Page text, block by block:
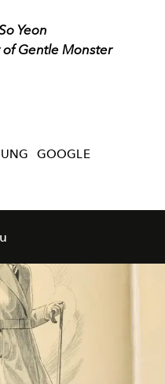
Yeon
Gentle Monster
GOOGLE